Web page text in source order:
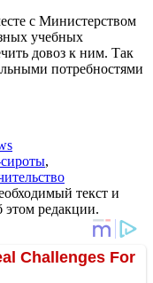
с Министерством
учебных
довоз к ним. Так
потребностями
,
текст и
редакции.